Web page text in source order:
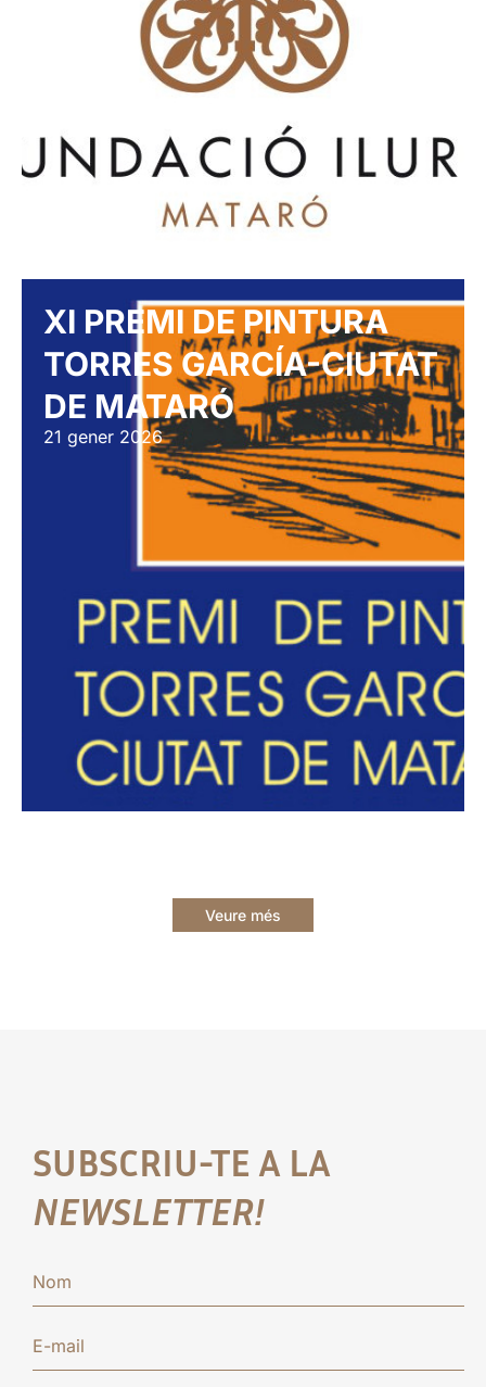
XI PREMI DE PINTURA
TORRES GARCÍA-CIUTAT
DE MATARÓ
21 gener 2026
Veure més
SUBSCRIU-TE A LA
NEWSLETTER!